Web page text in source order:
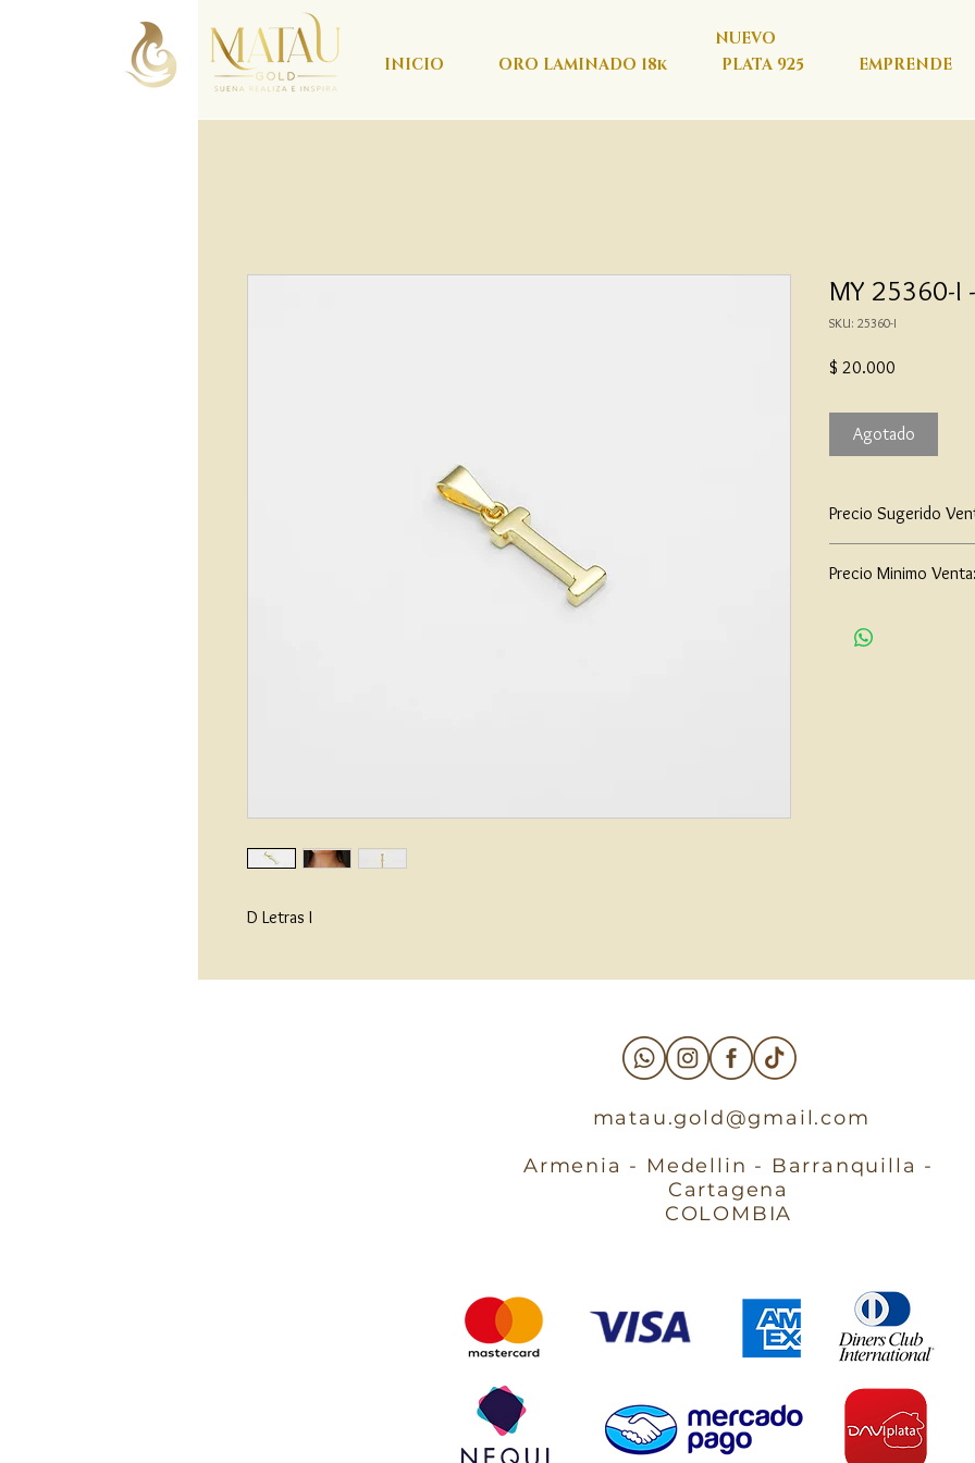
INICIO ORO LAMINADO 18k PLATA 925 EMPRENDE
NUEVO
D Letras I
MY 25360-I
SKU: 25360-I
$ 20.000
Agotado
Precio Sugerido
Precio Minimo Venta:
matau.gold@gmail.com
Armenia - Medellin - Barranquilla -
Cartagena
COLOMBIA